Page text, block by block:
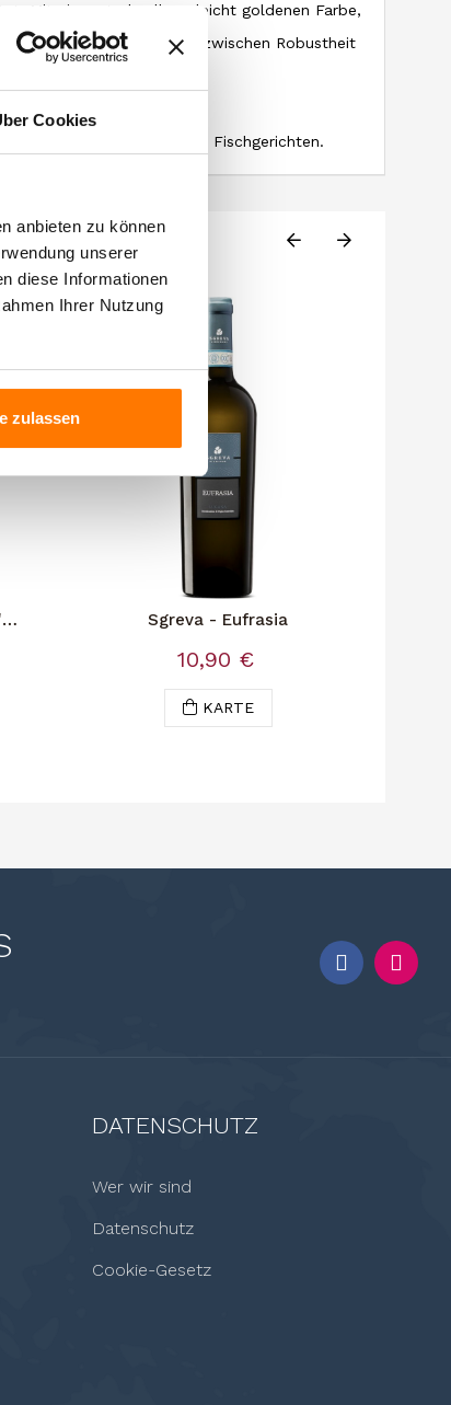
Cookies
anbieten zu können
unserer
diese Informationen
Ihrer Nutzung
zulassen
Mit einer strohgelben, leicht goldenen Farbe,
perfektes Gleichgewicht zwischen Robustheit
Pasta mit Kräutern und Fischgerichten.
Sgreva - Eufrasia
10,90 €
KARTE
DATENSCHUTZ
Wer wir sind
Datenschutz
Cookie-Gesetz